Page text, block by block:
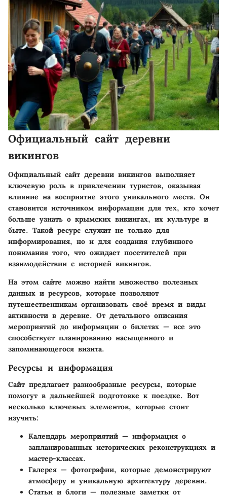
Официальный сайт деревни
викингов
Официальный сайт деревни викингов выполняет
ключевую роль в привлечении туристов, оказывая
влияние на восприятие этого уникального места. Он
становится источником информации для тех, кто хочет
больше узнать о крымских викингах, их культуре и
быте. Такой ресурс служит не только для
информирования, но и для создания глубинного
понимания того, что ожидает посетителей при
взаимодействии с историей викингов.
На этом сайте можно найти множество полезных
данных и ресурсов, которые позволяют
путешественникам организовать своё время и виды
активности в деревне. От детального описания
мероприятий до информации о билетах — все это
способствует планированию насыщенного и
запоминающегося визита.
Ресурсы и информация
Сайт предлагает разнообразные ресурсы, которые
помогут в дальнейшей подготовке к поездке. Вот
несколько ключевых элементов, которые стоит
изучить:
Календарь мероприятий — информация о
запланированных исторических реконструкциях и
мастер-классах.
Галерея — фотографии, которые демонстрируют
атмосферу и уникальную архитектуру деревни.
Статьи и блоги — полезные заметки от